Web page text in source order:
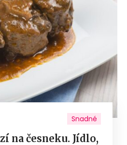
Snadné
na česneku. Jídlo,